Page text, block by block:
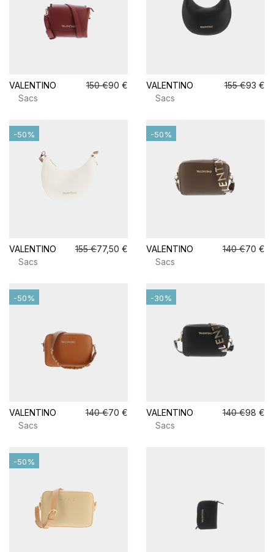
VALENTINO 150 €90 €
Sacs
VALENTINO 155 €93 €
Sacs
VALENTINO 155 €77,50 €
Sacs
-50%
VALENTINO 140 €70 €
Sacs
-50%
VALENTINO 140 €70 €
Sacs
-50%
VALENTINO 140 €98 €
Sacs
-30%
-50%